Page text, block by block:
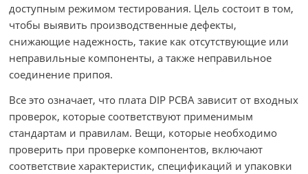
доступным режимом тестирования. Цель состоит в том,
чтобы выявить производственные дефекты,
снижающие надежность, такие как отсутствующие или
неправильные компоненты, а также неправильное
соединение припоя.
Все это означает, что плата DIP PCBA зависит от входных
проверок, которые соответствуют применимым
стандартам и правилам. Вещи, которые необходимо
проверить при проверке компонентов, включают
соответствие характеристик, спецификаций и упаковки